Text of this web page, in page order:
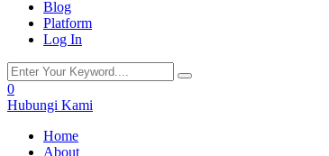
Blog
Platform
Log In
0
Hubungi Kami
Home
About